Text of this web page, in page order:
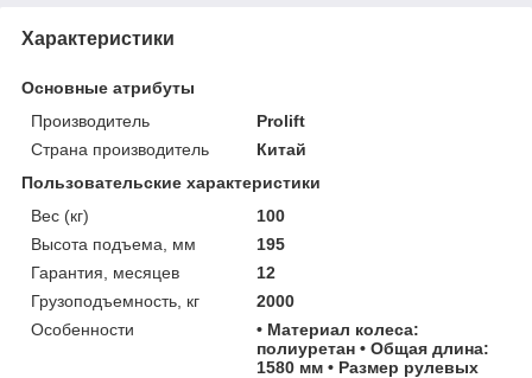
Характеристики
Основные атрибуты
Производитель
Prolift
Страна производитель
Китай
Пользовательские характеристики
Вес (кг)
100
Высота подъема, мм
195
Гарантия, месяцев
12
Грузоподъемность, кг
2000
Особенности
• Материал колеса:
полиуретан • Общая длина:
1580 мм • Размер рулевых